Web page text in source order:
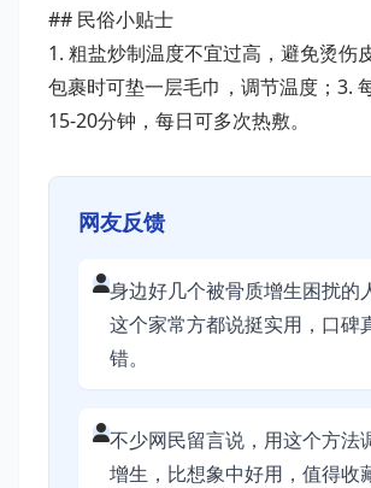
## 民俗小贴士
1. 粗盐炒制温度不宜过高，避免烫伤
包裹时可垫一层毛巾，调节温度；3.
15-20分钟，每日可多次热敷。
网友反馈
身边好几个被骨质增生困扰的
这个家常方都说挺实用，口碑
错。
不少网民留言说，用这个方法
增生，比想象中好用，值得收